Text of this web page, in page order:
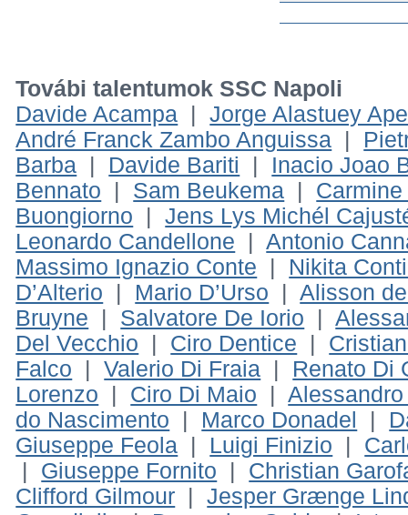
Továbi talentumok SSC Napoli
Davide Acampa |Jorge Alastuey
André Franck Zambo Anguissa
Barba
Davide Bariti
Inacio Joao
Bennato
Sam Beukema
Buongiorno |Jens Lys Michél
Leonardo Candellone |Antonio
Massimo Ignazio Conte
Nikita
D’Alterio
Mario D’Urso |Alisson
Bruyne
Salvatore De Iorio |
Del Vecchio
Ciro Dentice
Falco |Valerio Di Fraia
Renato Di
Lorenzo
Ciro Di Maio |
do Nascimento
Marco Donadel
Giuseppe Feola
Luigi Finizio
Giuseppe Fornito
Christian
Clifford Gilmour |Jesper Grænge